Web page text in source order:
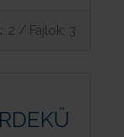
2 / Fájlok: 3